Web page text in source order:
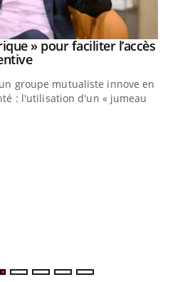
» pour faciliter l’accès
Youtube
groupe mutualiste innove en
: l'utilisation d'un « jumeau